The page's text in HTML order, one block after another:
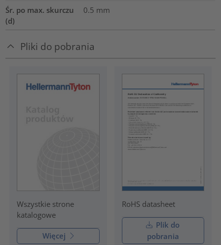
Śr. po max. skurczu
(d)
0.5 mm
Pliki do pobrania
Wszystkie strone
katalogowe
Więcej
RoHS datasheet
Plik do
pobrania